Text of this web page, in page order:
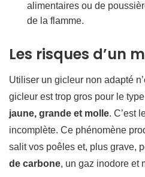
alimentaires ou de
de la flamme.
Les risques d’un
Utiliser un gicleur non adapté
gicleur est trop gros pour le
jaune, grande et molle. C’est
incomplète. Ce phénomène
salit vos poêles et, plus grave,
de carbone, un gaz inodore et